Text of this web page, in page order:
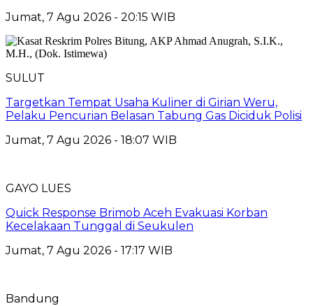
Jumat, 7 Agu 2026 - 20:15 WIB
SULUT
Targetkan Tempat Usaha Kuliner di Girian Weru,
Pelaku Pencurian Belasan Tabung Gas Diciduk Polisi
Jumat, 7 Agu 2026 - 18:07 WIB
GAYO LUES
Quick Response Brimob Aceh Evakuasi Korban
Kecelakaan Tunggal di Seukulen
Jumat, 7 Agu 2026 - 17:17 WIB
Bandung